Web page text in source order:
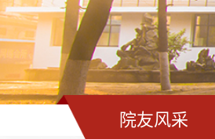
院友风采